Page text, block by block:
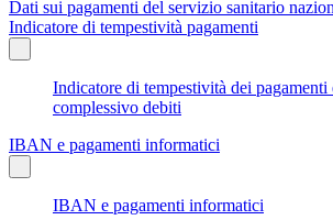
Dati sui pagamenti del servizio sanitario
Indicatore di tempestività pagamenti
Indicatore di tempestività dei pagamenti
complessivo debiti
IBAN e pagamenti informatici
IBAN e pagamenti informatici